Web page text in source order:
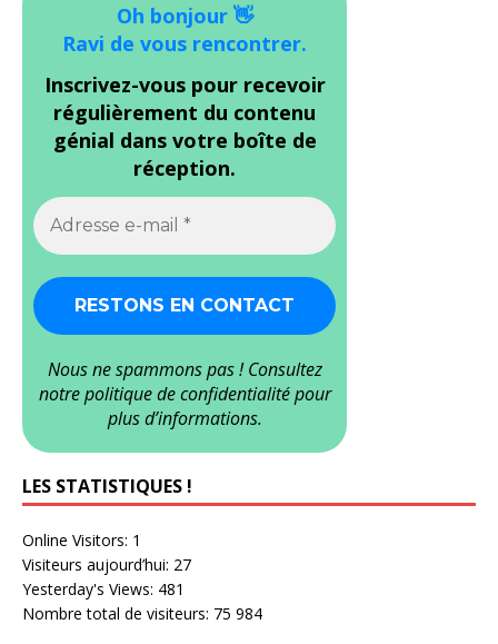
Oh bonjour 👋
Ravi de vous rencontrer.
Inscrivez-vous pour recevoir
régulièrement du contenu
génial dans votre boîte de
réception.
Nous ne spammons pas ! Consultez
notrepolitique de confidentialitépour
plus d’informations.
LES STATISTIQUES !
Online Visitors: 1
Visiteurs aujourd’hui: 27
Yesterday's Views: 481
Nombre total de visiteurs: 75 984